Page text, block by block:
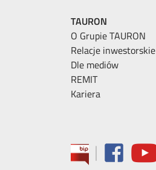
TAURON
O Grupie TAURON
Relacje inwestorskie
Dle mediów
REMIT
Kariera
|